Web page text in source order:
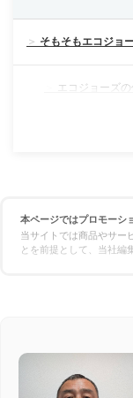
そもそもエコジョ
エコジョーズ
エコキュート
エコキュート
エコキュート
本ページではプロモーシ
当サイトでは商品やサー
とを前提として、当社編